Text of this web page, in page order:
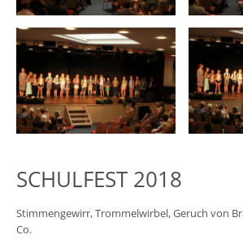
SCHULFEST 2018
Stimmengewirr, Trommelwirbel, Geruch von
Co.